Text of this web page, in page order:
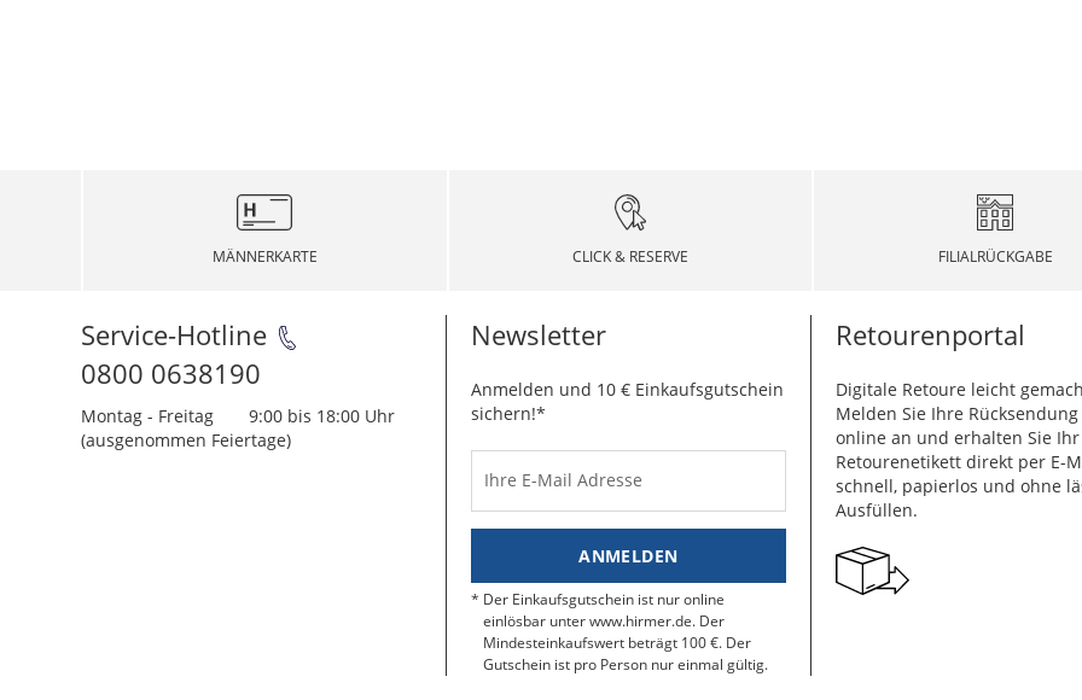
MÄNNERKARTE CLICK & RESERVE FILIALRÜCKGABE
Service-Hotline
0800 0638190
Montag - Freitag
9:00 bis 18:00 Uhr
(ausgenommen Feiertage)
Newsletter
Anmelden und 10 € Einkaufsgutschein
sichern!*
Ihre E-Mail Adresse
ANMELDEN
Der Einkaufsgutschein ist nur online
einlösbar unter www.hirmer.de. Der
Mindesteinkaufswert beträgt 100 €. Der
Gutschein ist pro Person nur einmal gültig.
Retourenportal
Digitale Retoure leicht
Melden Sie Ihre
online an und erhalten Sie Ihr
Retourenetikett direkt per E-
schnell, papierlos und ohne
Ausfüllen.